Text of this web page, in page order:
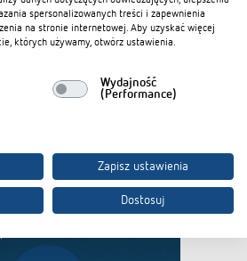
HME 6 T KNX-CE declaration of
conformity (362,1 kB)
HME 6 T KNX (509,8 kB)
spersonalizowanych treści i zapewnienia
na stronie internetowej. Aby uzyskać więcej
których używamy, otwórz ustawienia.
Wydajność
(Performance)
Zapisz ustawienia
Dostosuj